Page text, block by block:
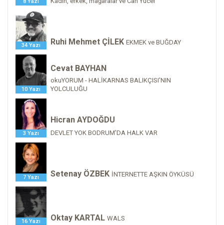
34 Yazı Ruhi Mehmet ÇİLEK EKMEK ve BUĞDAY
10 Yazı
Cevat BAYHAN
okuYORUM - HALİKARNAS BALIKÇISI'NIN
YOLCULUĞU
3 Yazı
Hicran AYDOĞDU
DEVLET YOK BODRUM'DA HALK VAR
7 Yazı Setenay ÖZBEK İNTERNETTE AŞKIN ÖYKÜSÜ
16 Yazı Oktay KARTAL WALS